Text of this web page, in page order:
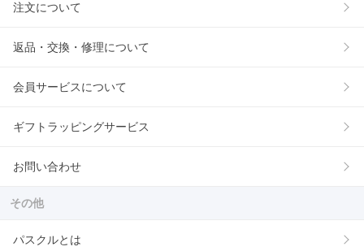
注文について
返品・交換・修理について
会員サービスについて
ギフトラッピングサービス
お問い合わせ
その他
パスクルとは